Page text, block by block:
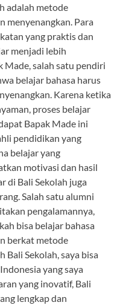
adalah metode
menyenangkan. Para
yang praktis dan
menjadi lebih
Made, salah satu pendiri
belajar bahasa harus
Karena ketika
proses belajar
Bapak Made ini
pendidikan yang
belajar yang
motivasi dan hasil
di Bali Sekolah juga
Salah satu alumni
pengalamannya,
bisa belajar bahasa
berkat metode
Bali Sekolah, saya bisa
yang saya
yang inovatif, Bali
lengkap dan